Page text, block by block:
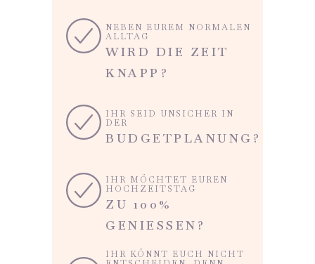
NEBEN EUREM NORMALEN
ALLTAG
WIRD DIE ZEIT
KNAPP?
IHR SEID UNSICHER IN
DER
BUDGETPLANUNG?
IHR MÖCHTET EUREN
HOCHZEITSTAG
ZU 100%
GENIESSEN?
IHR KÖNNT EUCH NICHT